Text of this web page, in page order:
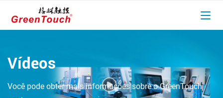
Vídeos
Você pode obter mais informações sobre o GreenTouch